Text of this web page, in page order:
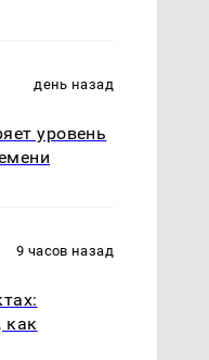
день назад
уровень
9 часов назад
как